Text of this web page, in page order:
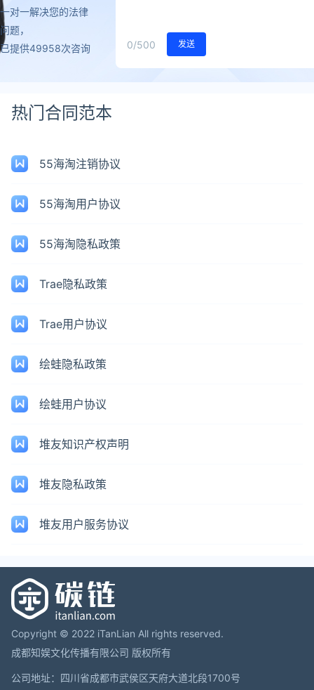
一对一解决您的法律
问题，
已提供49958次咨询
0/500 发送
热门合同范本
55海淘注销协议
55海淘用户协议
55海淘隐私政策
Trae隐私政策
Trae用户协议
绘蛙隐私政策
绘蛙用户协议
堆友知识产权声明
堆友隐私政策
堆友用户服务协议
Copyright © 2022 iTanLian All rights reserved.
成都知娱文化传播有限公司 版权所有
公司地址：四川省成都市武侯区天府大道北段1700号